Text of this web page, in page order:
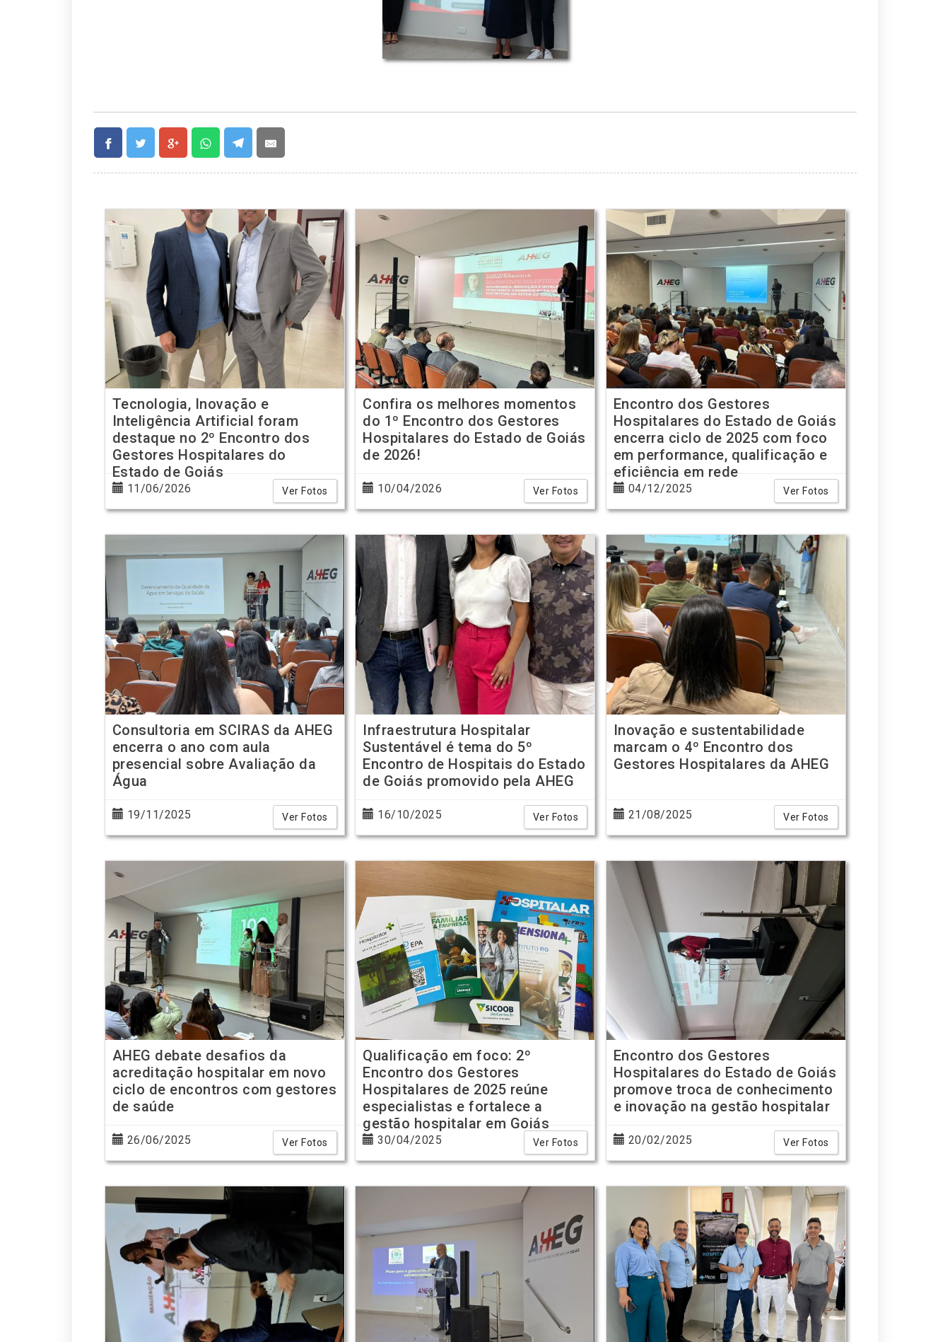
Tecnologia, Inovação e
Inteligência Artificial foram
destaque no 2º Encontro dos
Gestores Hospitalares do
Estado de Goiás
11/06/2026 Ver Fotos
Confira os melhores momentos
do 1º Encontro dos Gestores
Hospitalares do Estado de Goiás
de 2026!
10/04/2026 Ver Fotos
Encontro dos Gestores
Hospitalares do Estado de Goiás
encerra ciclo de 2025 com foco
em performance, qualificação e
eficiência em rede
04/12/2025 Ver Fotos
Consultoria em SCIRAS da AHEG
encerra o ano com aula
presencial sobre Avaliação da
Água
19/11/2025 Ver Fotos
Infraestrutura Hospitalar
Sustentável é tema do 5º
Encontro de Hospitais do Estado
de Goiás promovido pela AHEG
16/10/2025 Ver Fotos
Inovação e sustentabilidade
marcam o 4º Encontro dos
Gestores Hospitalares da AHEG
21/08/2025 Ver Fotos
AHEG debate desafios da
acreditação hospitalar em novo
ciclo de encontros com gestores
de saúde
26/06/2025 Ver Fotos
Qualificação em foco: 2º
Encontro dos Gestores
Hospitalares de 2025 reúne
especialistas e fortalece a
gestão hospitalar em Goiás
30/04/2025 Ver Fotos
Encontro dos Gestores
Hospitalares do Estado de Goiás
promove troca de conhecimento
e inovação na gestão hospitalar
20/02/2025 Ver Fotos